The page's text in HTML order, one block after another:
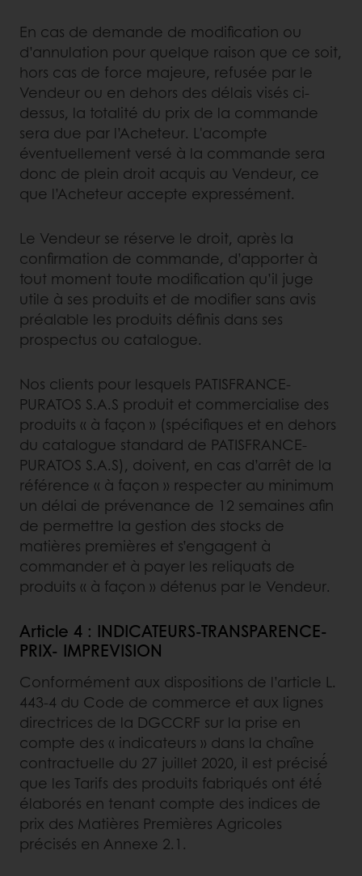
En cas de demande de modification ou
d’annulation pour quelque raison que ce soit,
hors cas de force majeure, refusée par le
Vendeur ou en dehors des délais visés ci-
dessus, la totalité du prix de la commande
sera due par l’Acheteur. L'acompte
éventuellement versé à la commande sera
donc de plein droit acquis au Vendeur, ce
que l’Acheteur accepte expressément.
Le Vendeur se réserve le droit, après la
confirmation de commande, d’apporter à
tout moment toute modification qu’il juge
utile à ses produits et de modifier sans avis
préalable les produits définis dans ses
prospectus ou catalogue.
Nos clients pour lesquels PATISFRANCE-
PURATOS S.A.S produit et commercialise des
produits « à façon » (spécifiques et en dehors
du catalogue standard de PATISFRANCE-
PURATOS S.A.S), doivent, en cas d’arrêt de la
référence « à façon » respecter au minimum
un délai de prévenance de 12 semaines afin
de permettre la gestion des stocks de
matières premières et s’engagent à
commander et à payer les reliquats de
produits « à façon » détenus par le Vendeur.
Article 4 : INDICATEURS-TRANSPARENCE-
PRIX- IMPREVISION
Conformément aux dispositions de l’article L.
443-4 du Code de commerce et aux lignes
directrices de la DGCCRF sur la prise en
compte des « indicateurs » dans la chaîne
contractuelle du 27 juillet 2020, il est précisé́
que les Tarifs des produits fabriqués ont été́
élaborés en tenant compte des indices de
prix des Matières Premières Agricoles
précisés en Annexe 2.1.